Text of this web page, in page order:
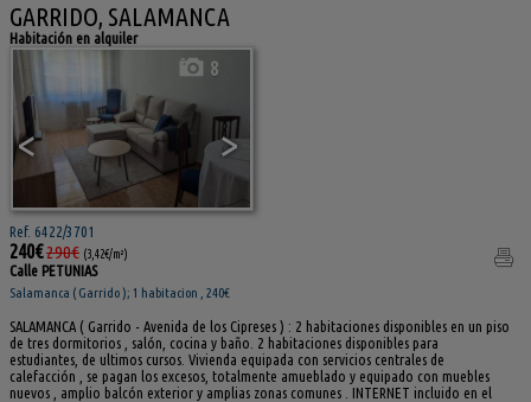
GARRIDO, SALAMANCA
Habitación en alquiler
< >
8
Ref. 6422/3701
240€290€ (3,42€/m²)
Calle PETUNIAS
Salamanca ( Garrido ); 1 habitacion , 240€
SALAMANCA ( Garrido - Avenida de los Cipreses ) : 2 habitaciones disponibles en un piso
de tres dormitorios , salón, cocina y baño. 2 habitaciones disponibles para
estudiantes, de ultimos cursos. Vivienda equipada con servicios centrales de
calefacción , se pagan los excesos, totalmente amueblado y equipado con muebles
nuevos , amplio balcón exterior y amplias zonas comunes . INTERNET incluido en el